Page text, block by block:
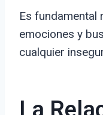
Es fundamental
emociones y
cualquier